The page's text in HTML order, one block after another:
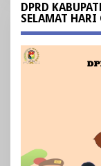
DPRD
SELAMAT HARI